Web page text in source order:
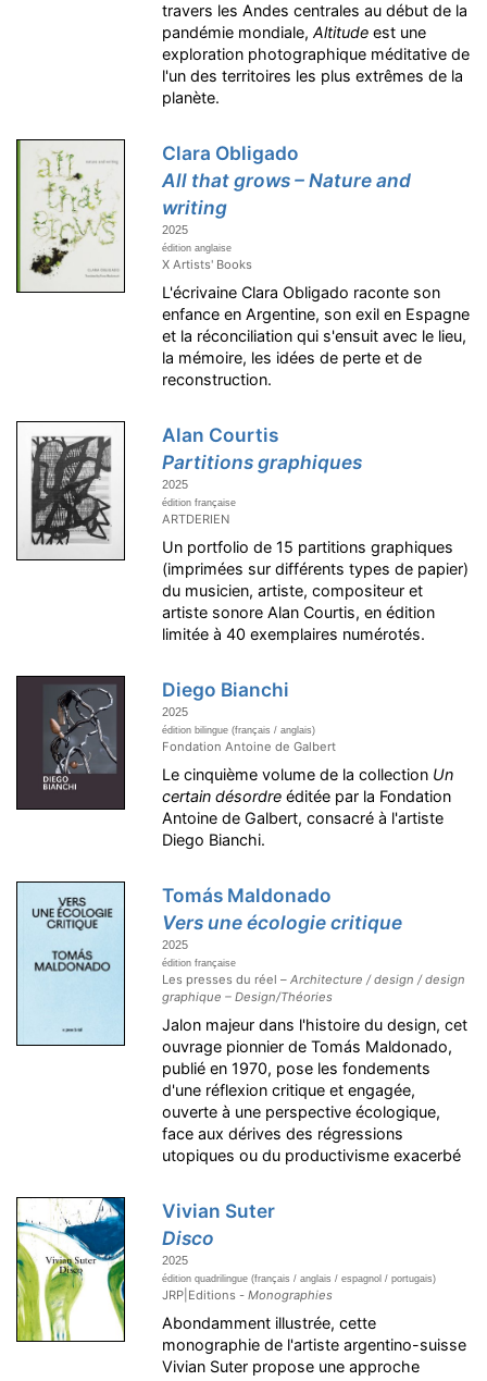
travers les Andes centrales au début de la
pandémie mondiale,Altitude est une
exploration photographique méditative de
l'un des territoires les plus extrêmes de la
planète.
Clara Obligado
All that grows – Nature and
writing
2025
édition anglaise
X Artists' Books
L'écrivaine Clara Obligado raconte son
enfance en Argentine, son exil en Espagne
et la réconciliation qui s'ensuit avec le lieu,
la mémoire, les idées de perte et de
reconstruction.
Alan Courtis
Partitions graphiques
2025
édition française
ARTDERIEN
Un portfolio de 15 partitions graphiques
(imprimées sur différents types de papier)
du musicien, artiste, compositeur et
artiste sonore Alan Courtis, en édition
limitée à 40 exemplaires numérotés.
Diego Bianchi
2025
édition bilingue (français / anglais)
Fondation Antoine de Galbert
Le cinquième volume de la collection Un
certain désordre éditée par la Fondation
Antoine de Galbert, consacré à l'artiste
Diego Bianchi.
Tomás Maldonado
Vers une écologie critique
2025
édition française
Les presses du réel –Architecture / design / design
graphique – Design/Théories
Jalon majeur dans l'histoire du design, cet
ouvrage pionnier de Tomás Maldonado,
publié en 1970, pose les fondements
d'une réflexion critique et engagée,
ouverte à une perspective écologique,
face aux dérives des régressions
utopiques ou du productivisme exacerbé
Vivian Suter
Disco
2025
édition quadrilingue (français / anglais / espagnol / portugais)
JRP|Editions -Monographies
Abondamment illustrée, cette
monographie de l'artiste argentino-suisse
Vivian Suter propose une approche